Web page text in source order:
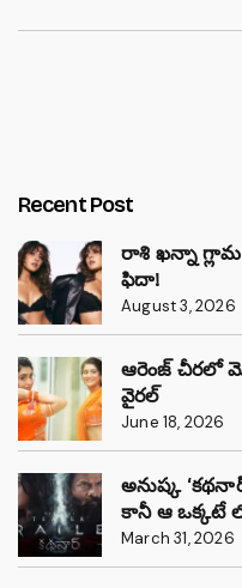
Recent Post
రాశి ఖన్నా
ఫిదా!
August 3, 2026
ఆరెంజ్ చీరలో
వైరల్
June 18, 2026
అనుష్క
కానీ ఆ ఒక్కటే
March 31, 2026